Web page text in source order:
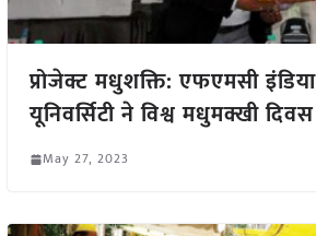
प्रोजेक्ट मधुशक्ति: एफएमसी
यूनिवर्सिटी ने विश्व मधुमक्खी
May 27, 2023